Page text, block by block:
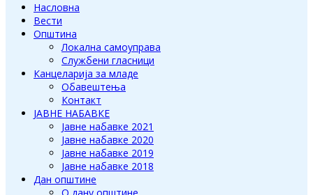
Насловна
Вести
Општина
Локална самоуправа
Службени гласници
Канцеларија за младе
Обавештења
Контакт
ЈАВНЕ НАБАВКЕ
Јавне набавке 2021
Јавне набавке 2020
Јавне набавке 2019
Јавне набавке 2018
Дан општине